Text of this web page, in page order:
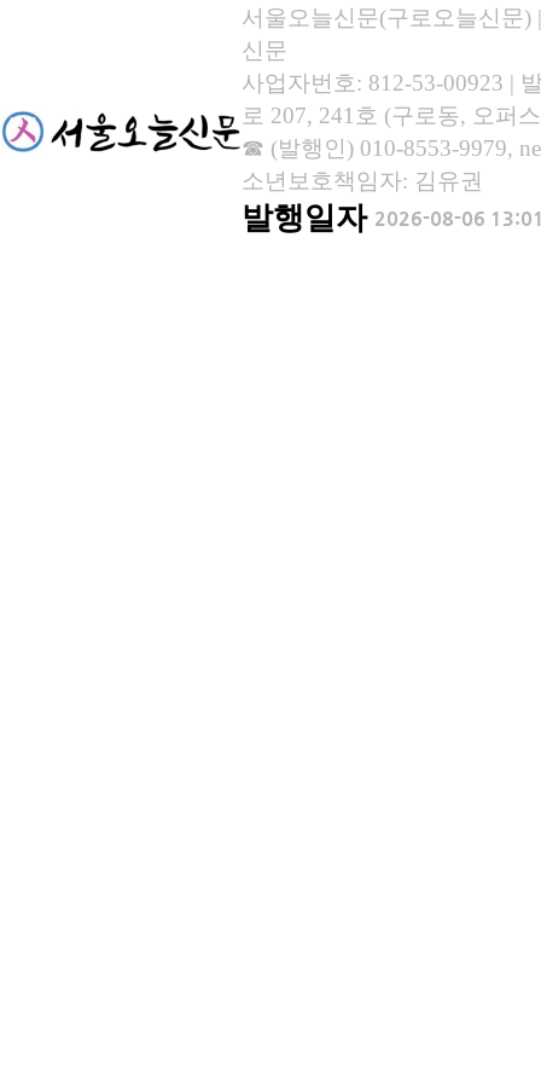
서울오늘신문(구로오늘신문)
신문
사업자번호: 812-53-00923 |
로 207, 241호 (구로동, 오퍼
☎ (발행인) 010-8553-9979,
소년보호책임자: 김유권
발행일자